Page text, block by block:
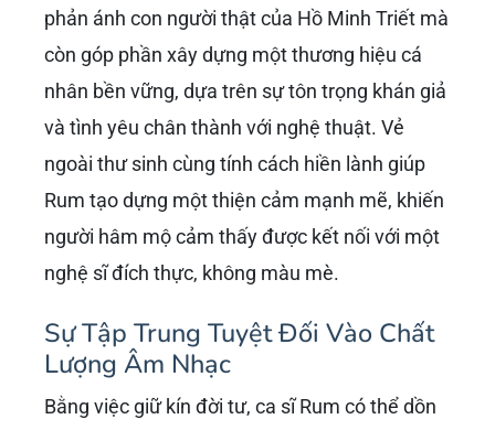
phản ánh con người thật của Hồ Minh Triết mà
còn góp phần xây dựng một thương hiệu cá
nhân bền vững, dựa trên sự tôn trọng khán giả
và tình yêu chân thành với nghệ thuật. Vẻ
ngoài thư sinh cùng tính cách hiền lành giúp
Rum tạo dựng một thiện cảm mạnh mẽ, khiến
người hâm mộ cảm thấy được kết nối với một
nghệ sĩ đích thực, không màu mè.
Sự Tập Trung Tuyệt Đối Vào Chất
Lượng Âm Nhạc
Bằng việc giữ kín đời tư, ca sĩ Rum có thể dồn